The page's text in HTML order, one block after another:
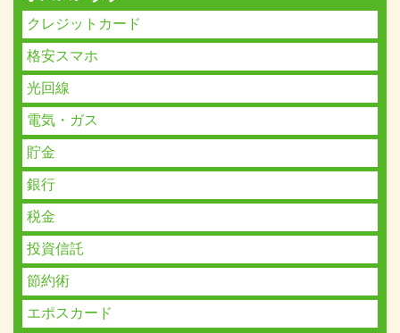
クレジットカード
格安スマホ
光回線
電気・ガス
貯金
銀行
税金
投資信託
節約術
エポスカード